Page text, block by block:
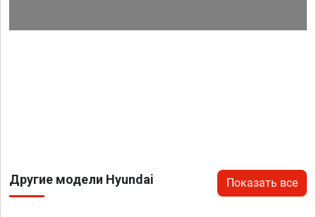
Другие модели Hyundai Показать все